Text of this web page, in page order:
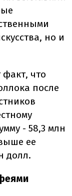
но и
что
после
- 58,3 млн
ее
долл.